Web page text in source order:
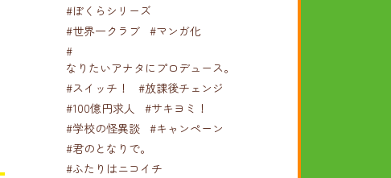
#ぼくらシリーズ
#世界一クラブ #マンガ化
#
なりたいアナタにプロデュース。
#スイッチ！
#放課後チェンジ
#100億円求人
#サキヨミ！
#学校の怪異談 #キャンペーン
#君のとなりで。
#ふたりはニコイチ